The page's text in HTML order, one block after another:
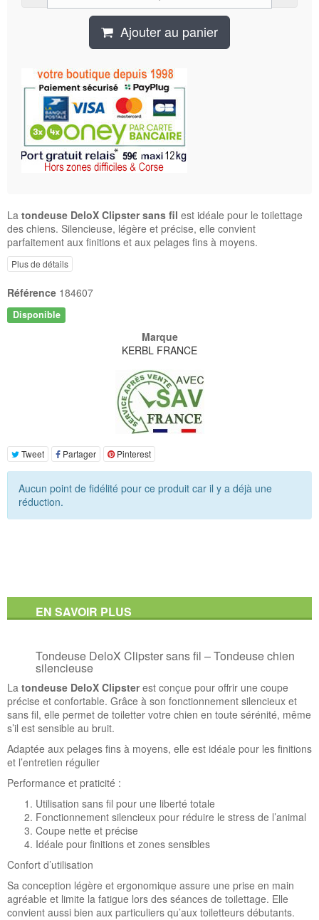
Ajouter au panier
La tondeuse DeloX Clipster sans fil est idéale pour le toilettage
des chiens. Silencieuse, légère et précise, elle convient
parfaitement aux finitions et aux pelages fins à moyens.
Plus de détails
Référence 184607
Disponible
Marque
KERBL FRANCE
Tweet Partager Pinterest
Aucun point de fidélité pour ce produit car il y a déjà une
réduction.
EN SAVOIR PLUS
Tondeuse DeloX Clipster sans fil – Tondeuse chien
silencieuse
La tondeuse DeloX Clipsterest conçue pour offrir une coupe
précise et confortable. Grâce à son fonctionnement silencieux et
sans fil, elle permet de toiletter votre chien en toute sérénité, même
s’il est sensible au bruit.
Adaptée aux pelages fins à moyens, elle est idéale pour les finitions
et l’entretien régulier
Performance et praticité :
Utilisation sans fil pour une liberté totale
Fonctionnement silencieux pour réduire le stress de l’animal
Coupe nette et précise
Idéale pour finitions et zones sensibles
Confort d’utilisation
Sa conception légère et ergonomique assure une prise en main
agréable et limite la fatigue lors des séances de toilettage. Elle
convient aussi bien aux particuliers qu’aux toiletteurs débutants.